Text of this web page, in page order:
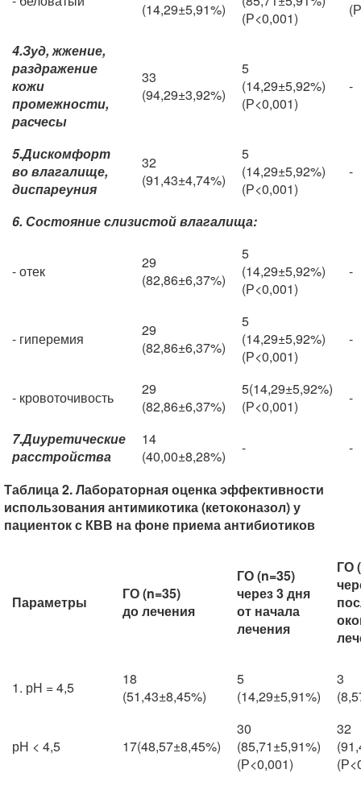
(14,29±5,91%)
(Р<0,001)
4.Зуд, жжение,
раздражение
кожи
промежности,
расчесы
33
(94,29±3,92%)
5
(14,29±5,92%)
(Р<0,001)
-
5.Дискомфорт
во влагалище,
диспареуния
32
(91,43±4,74%)
5
(14,29±5,92%)
(Р<0,001)
-
6. Состояние слизистой влагалища:
- отек
29
(82,86±6,37%)
5
(14,29±5,92%)
(Р<0,001)
-
- гиперемия
29
(82,86±6,37%)
5
(14,29±5,92%)
(Р<0,001)
-
- кровоточивость
29
(82,86±6,37%)
5(14,29±5,92%)
(Р<0,001)
-
7.Диуретические
расстройства
14
(40,00±8,28%)
- -
Таблица 2. Лабораторная оценка эффективности
использования антимикотика (кетоконазол) у
пациенток с КВВ на фоне приема антибиотиков
Параметры
ГО (n=35)
до лечения
ГО (n=35)
через 3 дня
от начала
лечения
ГО
1. рН = 4,5
18
(51,43±8,45%)
5
(14,29±5,91%)
3
рН < 4,5 17(48,57±8,45%)
30
(85,71±5,91%)
(Р<0,001)
32